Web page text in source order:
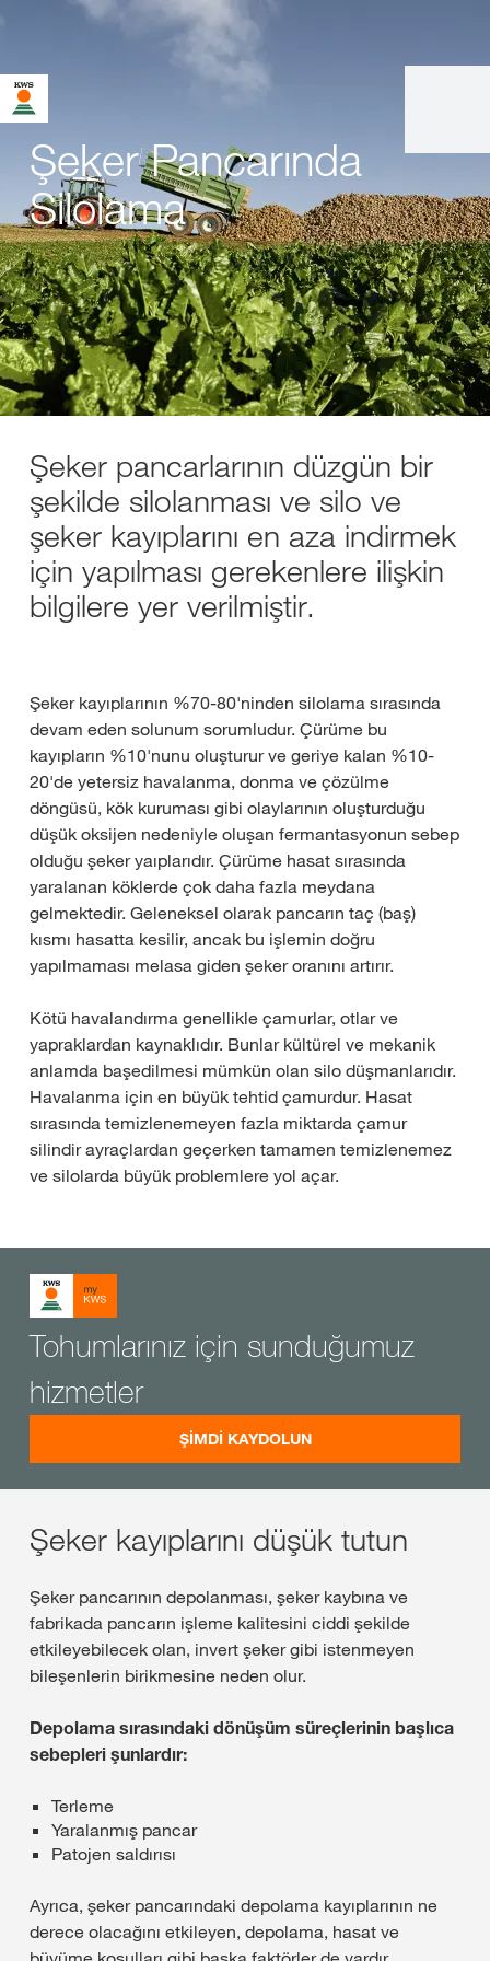
Şeker Pancarında
Silolama
Şeker pancarlarının düzgün bir
şekilde silolanması ve silo ve
şeker kayıplarını en aza indirmek
için yapılması gerekenlere ilişkin
bilgilere yer verilmiştir.
Şeker kayıplarının %70-80'ninden silolama sırasında
devam eden solunum sorumludur. Çürüme bu
kayıpların %10'nunu oluşturur ve geriye kalan %10-
20'de yetersiz havalanma, donma ve çözülme
döngüsü, kök kuruması gibi olaylarının oluşturduğu
düşük oksijen nedeniyle oluşan fermantasyonun sebep
olduğu şeker yaıplarıdır. Çürüme hasat sırasında
yaralanan köklerde çok daha fazla meydana
gelmektedir. Geleneksel olarak pancarın taç (baş)
kısmı hasatta kesilir, ancak bu işlemin doğru
yapılmaması melasa giden şeker oranını artırır.
Kötü havalandırma genellikle çamurlar, otlar ve
yapraklardan kaynaklıdır. Bunlar kültürel ve mekanik
anlamda başedilmesi mümkün olan silo düşmanlarıdır.
Havalanma için en büyük tehtid çamurdur. Hasat
sırasında temizlenemeyen fazla miktarda çamur
silindir ayraçlardan geçerken tamamen temizlenemez
ve silolarda büyük problemlere yol açar.
Tohumlarınız için sunduğumuz
hizmetler
ŞİMDİ KAYDOLUN
Şeker kayıplarını düşük tutun
Şeker pancarının depolanması, şeker kaybına ve
fabrikada pancarın işleme kalitesini ciddi şekilde
etkileyebilecek olan, invert şeker gibi istenmeyen
bileşenlerin birikmesine neden olur.
Depolama sırasındaki dönüşüm süreçlerinin başlıca
sebepleri şunlardır:
Terleme
Yaralanmış pancar
Patojen saldırısı
Ayrıca, şeker pancarındaki depolama kayıplarının ne
derece olacağını etkileyen, depolama, hasat ve